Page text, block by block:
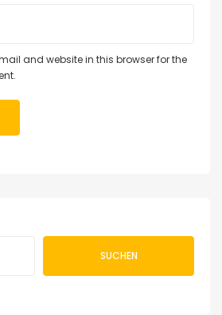
and website in this browser for the
SUCHEN